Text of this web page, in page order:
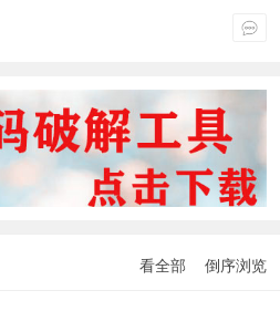
看全部 倒序浏览